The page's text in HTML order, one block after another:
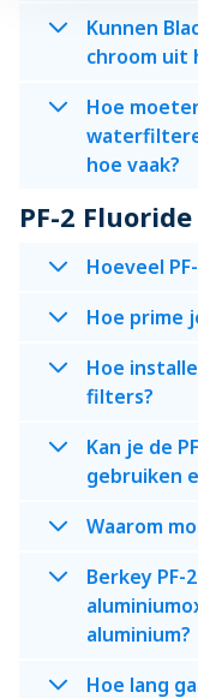
Kunnen
chroom uit
Hoe
hoe vaak?
PF-2
Hoeveel
Hoe prime
Hoe
filters?
Kan je de
gebruiken
Waarom
Berkey
aluminium?
Hoe lang